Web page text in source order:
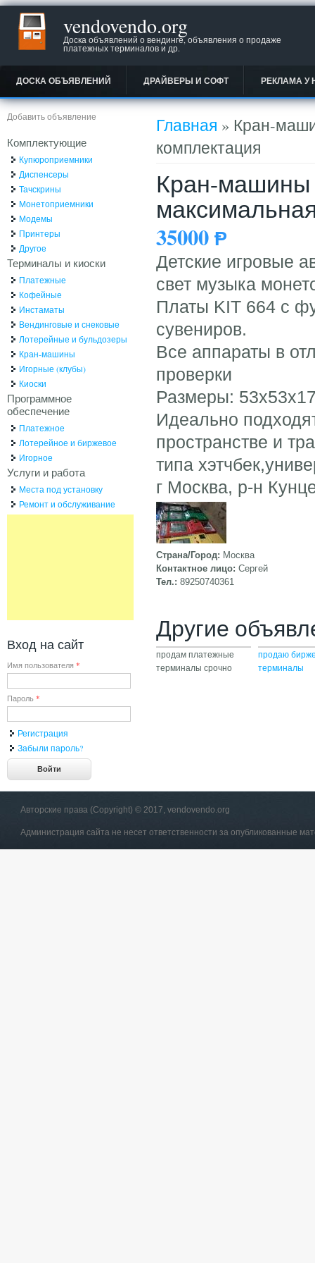
vendovendo.org
Доска объявлений о вендинге, объявления о продаже
платежных терминалов и др.
ДОСКА ОБЪЯВЛЕНИЙ ДРАЙВЕРЫ И СОФТ РЕКЛАМА У
Вы здесь
Главная » Кран-
комплектация
Кран-машины
35000 Ᵽ
Детские игровые
свет музыка
Платы KIT 664 с
сувениров.
Все аппараты в
проверки
Размеры:
Идеально
пространстве и
типа
г Москва, р-н
Страна/Город: Москва
Контактное лицо: Сергей
Тел.: 89250740361
Другие
продам платежные
терминалы срочно
продаю
терминалы
Добавить объявление
Комплектующие
Купюроприемники
Диспенсеры
Тачскрины
Монетоприемники
Модемы
Принтеры
Другое
Терминалы и киоски
Платежные
Кофейные
Инстаматы
Вендинговые и снековые
Лотерейные и бульдозеры
Кран-машины
Игорные (клубы)
Киоски
Программное
обеспечение
Платежное
Лотерейное и биржевое
Игорное
Услуги и работа
Места под установку
Ремонт и обслуживание
Вход на сайт
Имя пользователя *
Пароль *
Регистрация
Забыли пароль?
Авторские права (Copyright) © 2017, vendovendo.org
Администрация сайта не несет ответственности за опубликованные